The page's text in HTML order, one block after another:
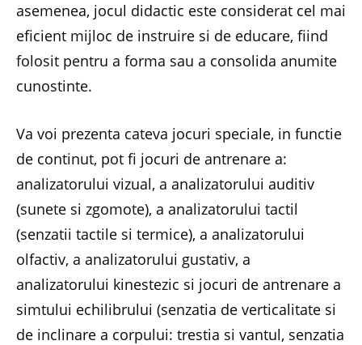
asemenea, jocul didactic este considerat cel mai
eficient mijloc de instruire si de educare, fiind
folosit pentru a forma sau a consolida anumite
cunostinte.
Va voi prezenta cateva jocuri speciale, in functie
de continut, pot fi jocuri de antrenare a:
analizatorului vizual, a analizatorului auditiv
(sunete si zgomote), a analizatorului tactil
(senzatii tactile si termice), a analizatorului
olfactiv, a analizatorului gustativ, a
analizatorului kinestezic si jocuri de antrenare a
simtului echilibrului (senzatia de verticalitate si
de inclinare a corpului: trestia si vantul, senzatia